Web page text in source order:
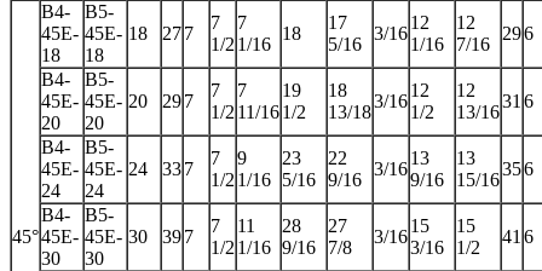
45°
B4-
45E-
18
B5-
45E-
18
18 277
7
1/2
7
1/16
18
17
5/16
3/16
12
1/16
12
7/16
296
B4-
45E-
20
B5-
45E-
20
20 297
7
1/2
7
11/16
19
1/2
18
13/18
3/16
12
1/2
12
13/16
31 6
B4-
45E-
24
B5-
45E-
24
24 337
7
1/2
9
1/16
23
5/16
22
9/16
3/16
13
9/16
13
15/16
356
B4-
45E-
30
B5-
45E-
30
30 397
7
1/2
11
1/16
28
9/16
27
7/8
3/16
15
3/16
15
1/2
41 6